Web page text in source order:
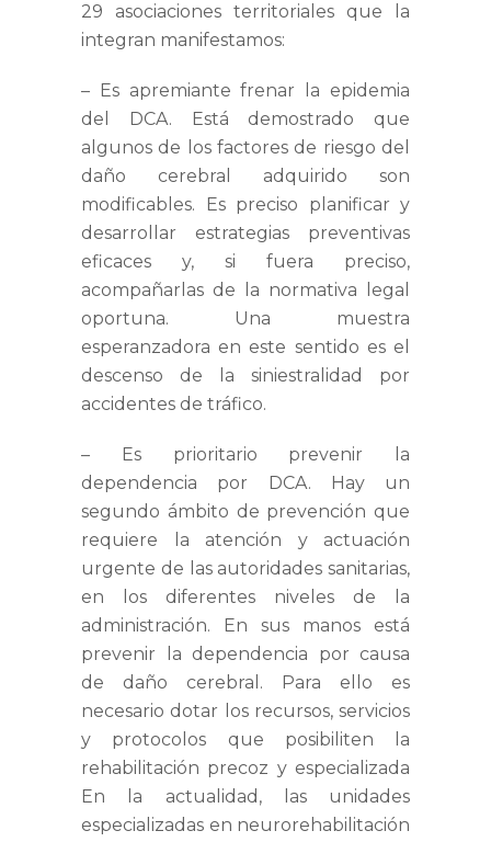
29 asociaciones territoriales que la
integran manifestamos:
–
Es apremiante frenar la epidemia
del DCA.
Está demostrado que
algunos de los factores de riesgo del
daño cerebral adquirido son
modificables. Es preciso planificar y
desarrollar estrategias preventivas
eficaces y, si fuera preciso,
acompañarlas de la normativa legal
oportuna. Una muestra
esperanzadora en este sentido es el
descenso de la siniestralidad por
accidentes de tráfico.
–
Es prioritario prevenir la
dependencia por DCA. Hay un
segundo ámbito de prevención que
requiere la atención y actuación
urgente de las autoridades sanitarias,
en los diferentes niveles de la
administración. En sus manos está
prevenir la dependencia por causa
de daño cerebral. Para ello es
necesario dotar los recursos, servicios
y protocolos que posibiliten la
rehabilitación precoz y especializada
En la actualidad, las unidades
especializadas en neurorehabilitación